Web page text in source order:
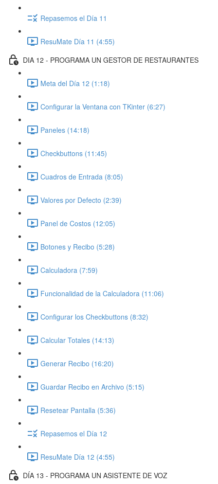
Repasemos el Día 11
ResuMate Día 11 (4:55)
DIA 12 - PROGRAMA UN GESTOR DE RESTAURANTES
Meta del Día 12 (1:18)
Configurar la Ventana con TKinter (6:27)
Paneles (14:18)
Checkbuttons (11:45)
Cuadros de Entrada (8:05)
Valores por Defecto (2:39)
Panel de Costos (12:05)
Botones y Recibo (5:28)
Calculadora (7:59)
Funcionalidad de la Calculadora (11:06)
Configurar los Checkbuttons (8:32)
Calcular Totales (14:13)
Generar Recibo (16:20)
Guardar Recibo en Archivo (5:15)
Resetear Pantalla (5:36)
Repasemos el Día 12
ResuMate Día 12 (4:55)
DÍA 13 - PROGRAMA UN ASISTENTE DE VOZ